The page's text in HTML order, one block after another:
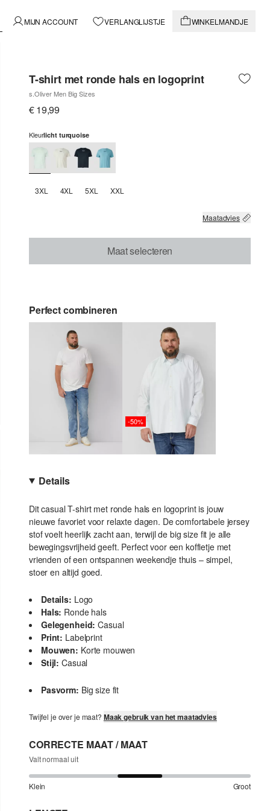
MIJN ACCOUNT VERLANGLIJSTJE WINKELMANDJE
T-shirt met ronde hals en logoprint
s.Oliver Men Big Sizes
€ 19,99
Kleurlicht turquoise
3XL 4XL 5XL XXL
Maatadvies
Maat selecteren
Perfect combineren
-50%
Details
Dit casual T-shirt met ronde hals en logoprint is jouw
nieuwe favoriet voor relaxte dagen. De comfortabele jersey
stof voelt heerlijk zacht aan, terwijl de big size fit je alle
bewegingsvrijheid geeft. Perfect voor een koffietje met
vrienden of een ontspannen weekendje thuis – simpel,
stoer en altijd goed.
Details: Logo
Hals: Ronde hals
Gelegenheid: Casual
Print: Labelprint
Mouwen: Korte mouwen
Stijl: Casual
Pasvorm: Big size fit
Twijfel je over je maat? Maak gebruik van het maatadvies
CORRECTE MAAT / MAAT
Valt normaal uit
Klein Groot